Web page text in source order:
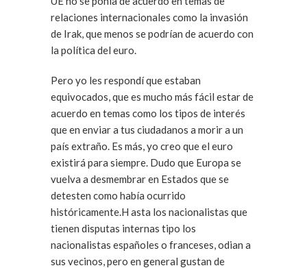
relaciones internacionales como la invasión
de Irak, que menos se podrían de acuerdo con
la política del euro.
Pero yo les respondí que estaban
equivocados, que es mucho más fácil estar de
acuerdo en temas como los tipos de interés
que en enviar a tus ciudadanos a morir a un
país extraño. Es más, yo creo que el euro
existirá para siempre. Dudo que Europa se
vuelva a desmembrar en Estados que se
detesten como había ocurrido
históricamente.H asta los nacionalistas que
tienen disputas internas tipo los
nacionalistas españoles o franceses, odian a
sus vecinos, pero en general gustan de